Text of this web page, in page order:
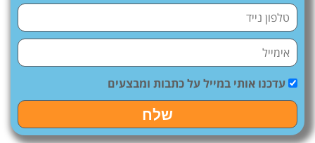
עדכנו אותי במייל על כתבות ומבצעים
שלח